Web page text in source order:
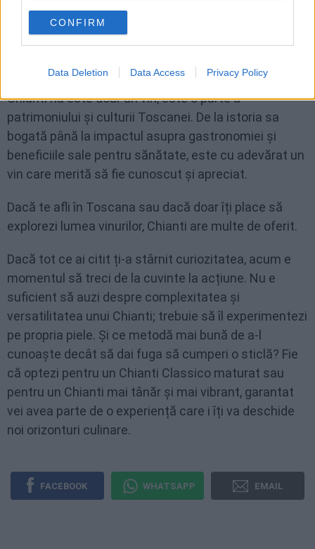
CONFIRM
Data Deletion Data Access Privacy Policy
Concluzie
Chianti nu este doar un vin, este o parte a
patrimoniului și culturii Toscanei. De la istoria sa
bogată până la impactul asupra gastronomiei și
beneficiile sale pentru sănătate, este cu adevărat un
vin care merită să fie cunoscut și apreciat.
Dacă te afli în Toscana sau dacă doar îți place să
explorezi lumea vinurilor, Chianti are multe de oferit.
Dacă tot ce ai citit ți-a stârnit curiozitatea, acum e
momentul să treci de la cuvinte la acțiune. Nu e
suficient să auzi despre complexitatea și
versatilitatea unui Chianti; trebuie să îl experimentezi
pe propria piele. Și ce metodă mai bună de a-l
cunoaște decât să dai fuga să cumperi o sticlă? Fie
că optezi pentru un Chianti Classico maturat sau
pentru un Chianti mai tânăr și mai vibrant, garantat
vei avea parte de o experiență care i îți va deschide
noi orizonturi culinare.
FACEBOOK WHATSAPP EMAIL